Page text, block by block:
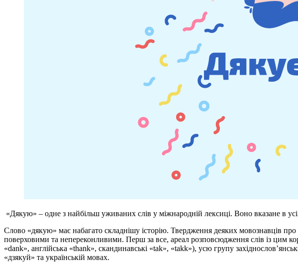
«Дякую» – одне з найбільш уживаних слів у міжнародній лексиці. Воно вказане в
Слово «дякую» має набагато складнішу історію. Твердження деяких мовознавців
поверховими та непереконливими. Перш за все, ареал розповсюдження слів із цим
«dank», англійська «thank», скандинавські «tak», «takk»), усю групу
«дзякуй» та українській мовах.